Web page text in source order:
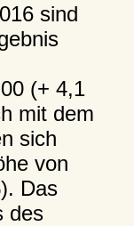
sind
(+ 4,1
mit dem
sich
von
Das
des